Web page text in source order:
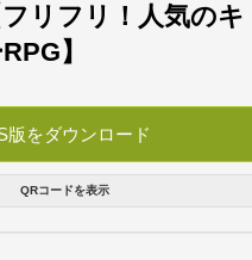
リフリ！人気のキ
】
版をダウンロード
QRコードを表示